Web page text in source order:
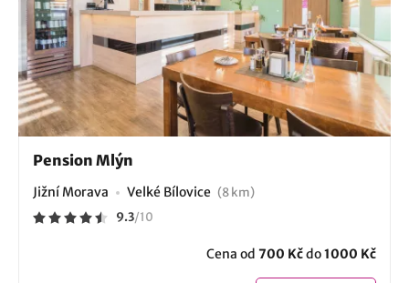
Pension Mlýn
Jižní Morava Velké Bílovice (8 km)
9.3/10
Cena od 700 Kčdo1000 Kč